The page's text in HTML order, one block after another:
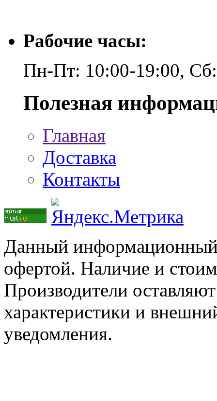
Рабочие часы:
Пн-Пт: 10:00-19:00,
Полезная
Главная
Доставка
Контакты
Данный информационный
офертой. Наличие и
Производители
характеристики и
уведомления.